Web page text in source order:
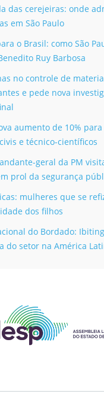
das cerejeiras: onde
em São Paulo
o Brasil: como São
Ruy Barbosa
no controle de
e pede nova
aumento de 10%
e técnico-científicos
geral da PM
prol da segurança
mulheres que se
dos filhos
do Bordado:
do setor na América